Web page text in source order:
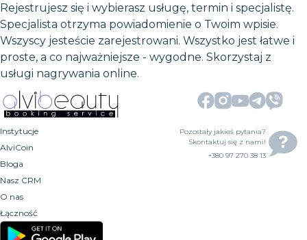
Rejestrujesz się i wybierasz usługę, termin i specjalistę.
Specjalista otrzyma powiadomienie o Twoim wpisie.
Wszyscy jesteście zarejestrowani. Wszystko jest łatwe i
proste, a co najważniejsze - wygodne. Skorzystaj z
usługi nagrywania online.
Instytucje
AlviCoin
Bloga
Nasz CRM
O nas
Łączność
Pozostały jakieś pytania?
Skontaktuj się z nami!
+380 97 270 38 13